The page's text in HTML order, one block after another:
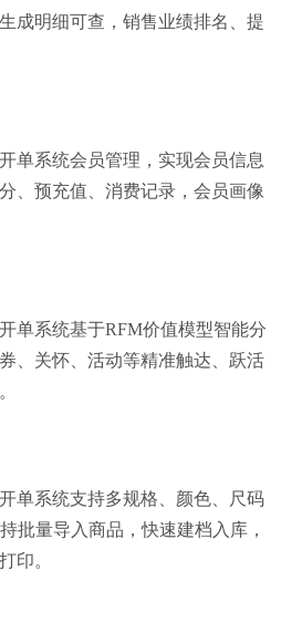
成明细可查，销售业绩排名、提
单系统会员管理，实现会员信息
、预充值、消费记录，会员画像
单系统基于RFM价值模型智能分
、关怀、活动等精准触达、跃活
单系统支持多规格、颜色、尺码
批量导入商品，快速建档入库，
印。